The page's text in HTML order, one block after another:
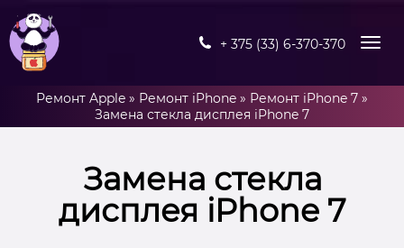
+ 375 (33) 6-370-370
Ремонт Apple » Ремонт iPhone » Ремонт iPhone 7 »
Замена стекла дисплея iPhone 7
Замена стекла
дисплея iPhone 7